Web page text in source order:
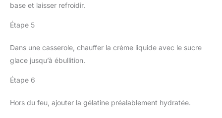
base et laisser refroidir.
Étape 5
Dans une casserole, chauffer la crème liquide avec le sucre
glace jusqu’à ébullition.
Étape 6
Hors du feu, ajouter la gélatine préalablement hydratée.